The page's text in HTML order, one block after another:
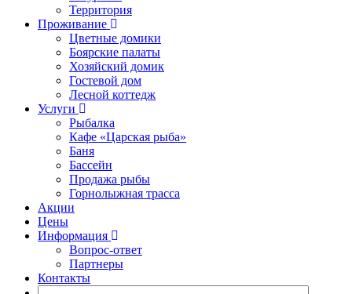
Территория
Проживание
Цветные домики
Боярские палаты
Хозяйский домик
Гостевой дом
Лесной коттедж
Услуги
Рыбалка
Кафе «Царская рыба»
Баня
Бассейн
Продажа рыбы
Горнолыжная трасса
Акции
Цены
Информация
Вопрос-ответ
Партнеры
Контакты